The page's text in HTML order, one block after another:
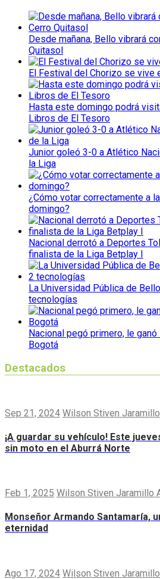
Desde mañana, Bello vibrará
Quitasol
El Festival del Chorizo se vive
Hasta este domingo podrá
Libros de El Tesoro
Junior goleó 3-0 a Atlético
la Liga
¿Cómo votar correctamente a
domingo?
Nacional derrotó a Deportes
finalista de la Liga Betplay I
La Universidad Pública de
tecnologías
Nacional pegó primero, le
Bogotá
Destacados
Sep 21, 2024 Wilson Stiven
¡A guardar su vehículo! Este
sin moto en el Aburrá Norte
Feb 1, 2025 Wilson Stiven Jaramillo
Monseñor Armando Santamaría,
eternidad
Ago 17, 2024 Wilson Stiven